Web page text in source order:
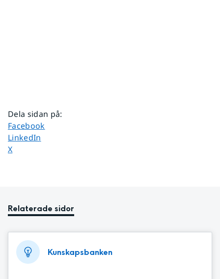
Dela sidan på:
Dela sidan på
Facebook
Dela sidan på
LinkedIn
Dela sidan på
X
Relaterade sidor
Kunskapsbanken